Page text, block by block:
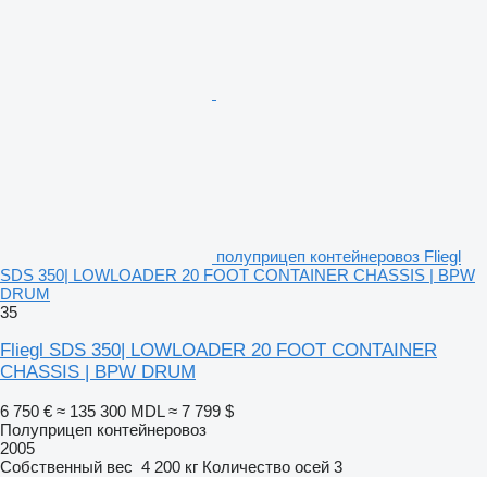
полуприцеп контейнеровоз Fliegl
SDS 350| LOWLOADER 20 FOOT CONTAINER CHASSIS | BPW
DRUM
35
Fliegl SDS 350| LOWLOADER 20 FOOT CONTAINER
CHASSIS | BPW DRUM
6 750 € ≈ 135 300 MDL ≈ 7 799 $
Полуприцеп контейнеровоз
2005
Собственный вес 4 200 кг Количество осей 3